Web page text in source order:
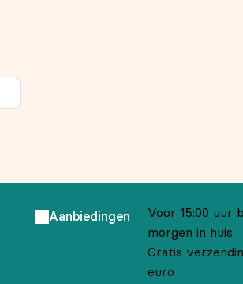
Aanbiedingen
Voor 15:00 uur
morgen in huis
Gratis
euro